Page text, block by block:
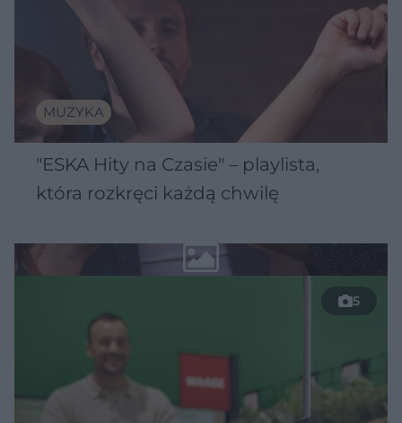
MUZYKA
"ESKA Hity na Czasie" – playlista,
która rozkręci każdą chwilę
5